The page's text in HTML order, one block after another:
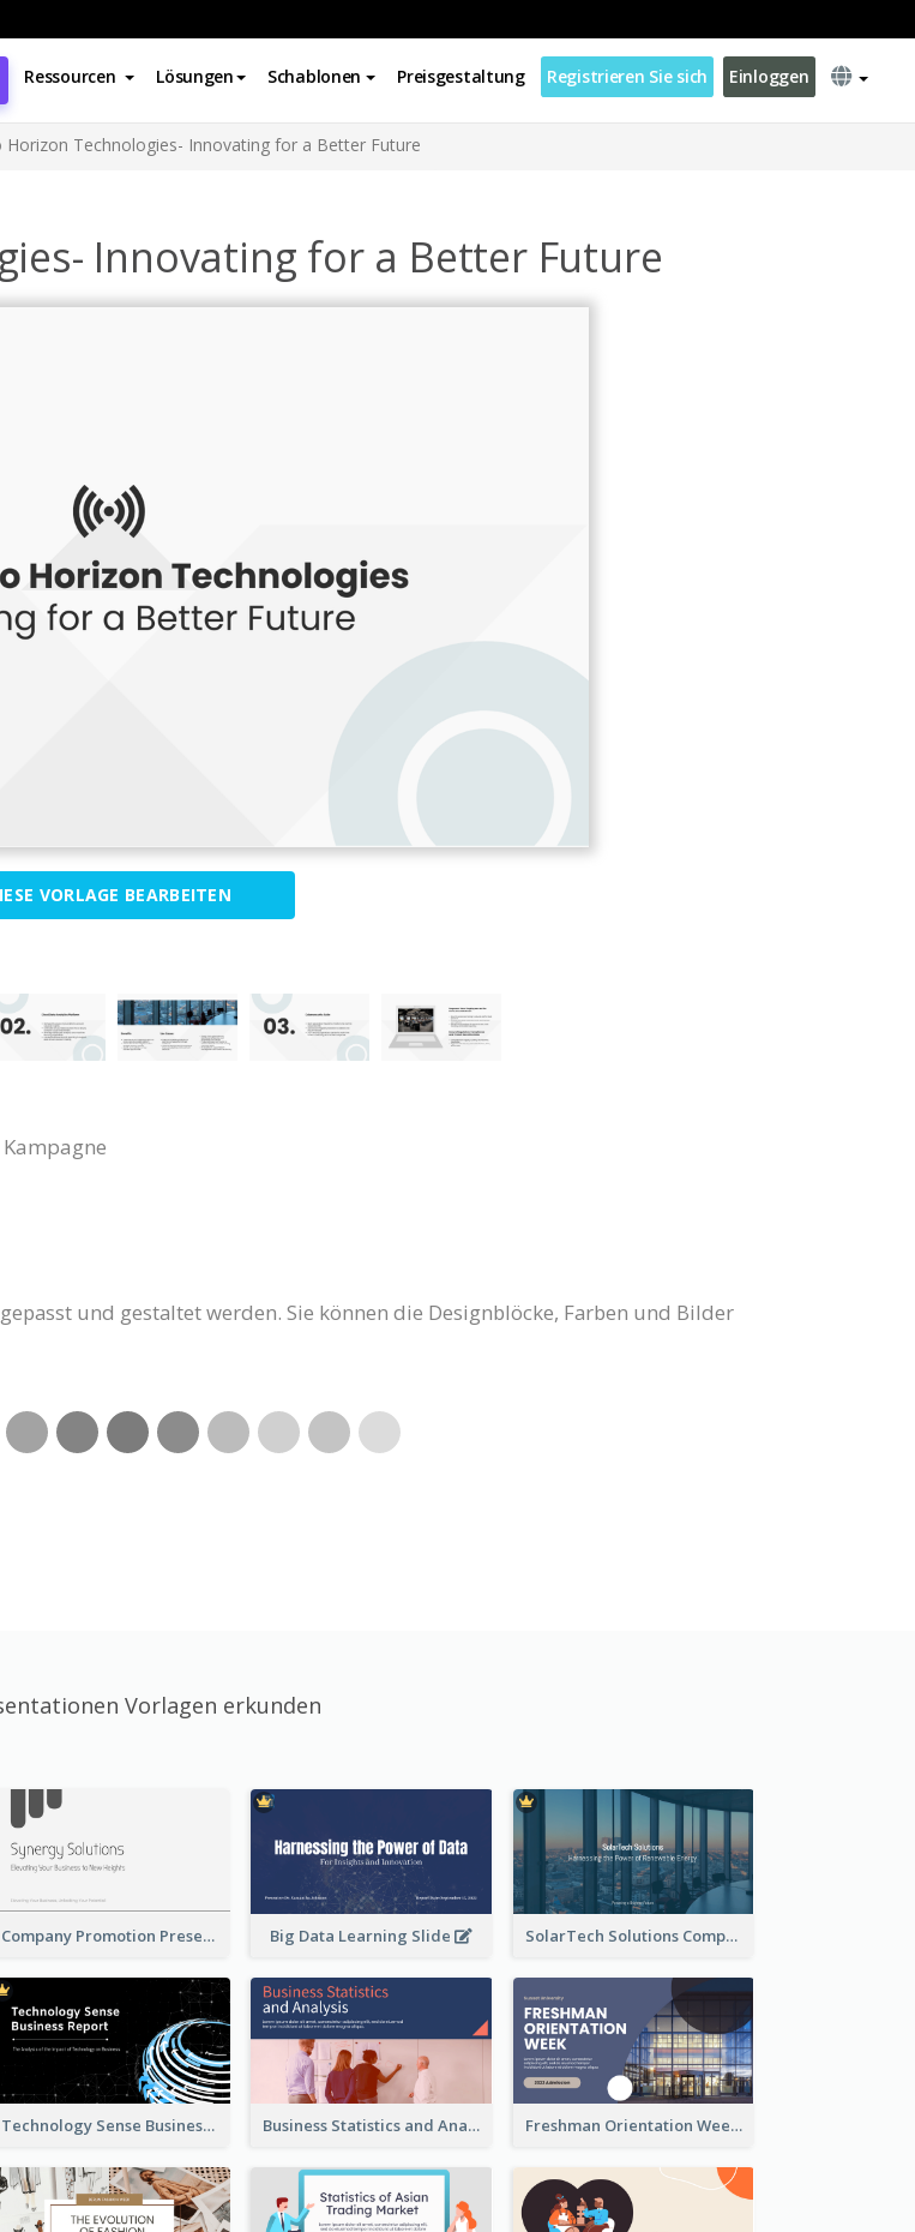
Ressourcen Lösungen Schablonen Preisgestaltung Registrieren Sie sich Einloggen
Horizon Technologies- Innovating for a Better Future
Innovating for a Better Future
VORLAGE BEARBEITEN
und gestaltet werden. Sie können die Designblöcke, Farben und Bilder
Vorlagen erkunden
Company Promotion Presentation Big Data Learning Slide SolarTech Solutions Company Overview
Technology Sense Business Report Business Statistics and Analysis Presentation Freshman Orientation Week Presentation